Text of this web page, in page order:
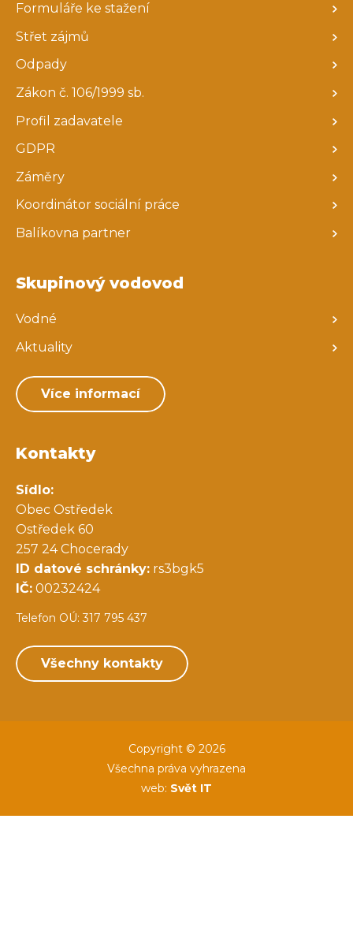
Formuláře ke stažení
Střet zájmů
Odpady
Zákon č. 106/1999 sb.
Profil zadavatele
GDPR
Záměry
Koordinátor sociální práce
Balíkovna partner
Skupinový vodovod
Vodné
Aktuality
Více informací
Kontakty
Sídlo:
Obec Ostředek
Ostředek 60
257 24 Chocerady
ID datové schránky: rs3bgk5
IČ: 00232424
Telefon OÚ: 317 795 437
Všechny kontakty
Copyright © 2026
Všechna práva vyhrazena
web: Svět IT